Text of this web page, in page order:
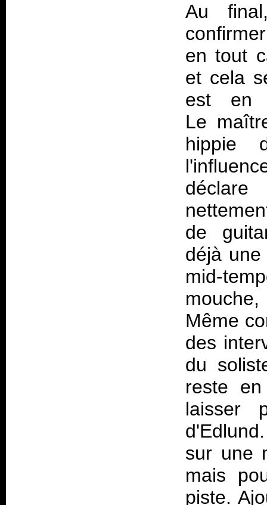
Au
en tout
et cela
est
Le
hippie
déclare
de
déjà
mid-
Même
des
du
reste
laisser
sur une
mais
piste.